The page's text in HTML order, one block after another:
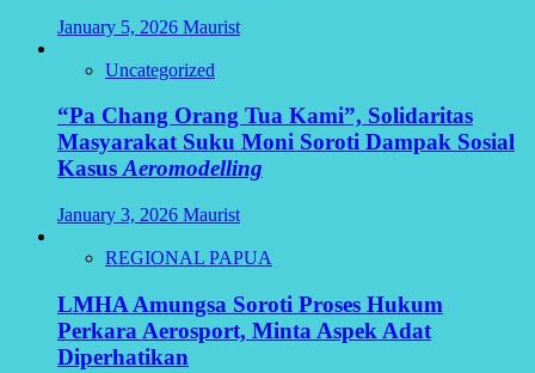
January 5, 2026 Maurist
Uncategorized
“Pa Chang Orang Tua Kami”, Solidaritas
Masyarakat Suku Moni Soroti Dampak Sosial
KasusAeromodelling
January 3, 2026 Maurist
REGIONAL PAPUA
LMHA Amungsa Soroti Proses Hukum
Perkara Aerosport, Minta Aspek Adat
Diperhatikan